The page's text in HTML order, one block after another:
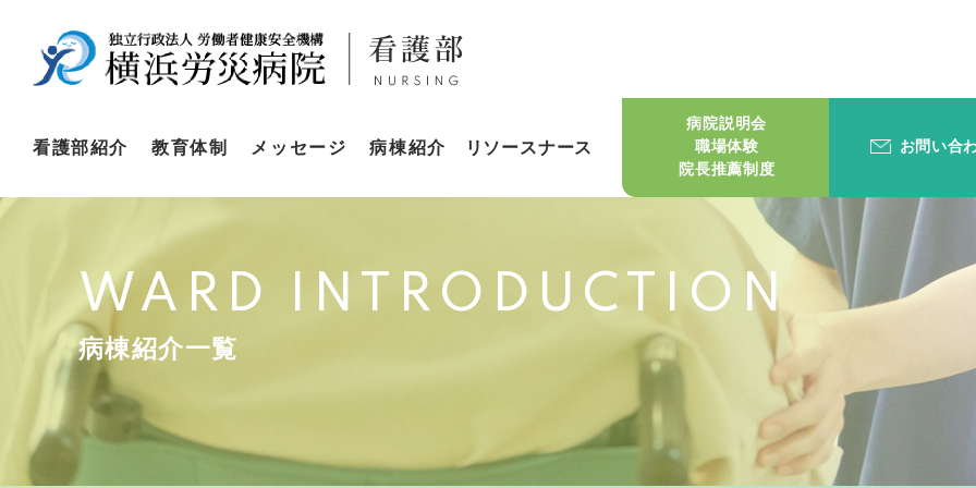
看護部紹介 教育体制 メッセージ 病棟紹介 リソースナース
病院説明会
職場体験
院長推薦制度
お問い合
WARD INTRODUCTION
病棟紹介一覧